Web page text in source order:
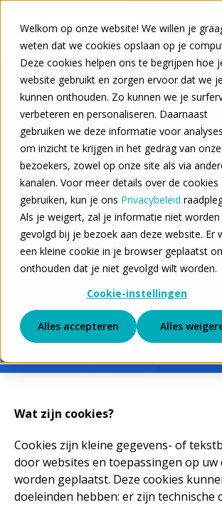
Welkom op onze website! We willen je
weten dat we cookies opslaan op je
Deze cookies helpen ons te begrijpen hoe
website gebruikt en zorgen ervoor dat we je
kunnen onthouden. Zo kunnen we je
verbeteren en personaliseren. Daarnaast
gebruiken we deze informatie voor
om inzicht te krijgen in het gedrag van onze
bezoekers, zowel op onze site als via
kanalen. Voor meer details over de cookies
gebruiken, kun je ons Privacybeleid
Als je weigert, zal je informatie niet worden
gevolgd bij je bezoek aan deze website. Er
een kleine cookie in je browser geplaatst
onthouden dat je niet gevolgd wilt worden.
Cookie-instellingen
Alles accepteren Alles
Cookiebeleid
Groep
Wat zijn cookies?
Cookies zijn kleine gegevens- of
door websites en toepassingen op
worden geplaatst. Deze cookies
doeleinden hebben: er zijn technische